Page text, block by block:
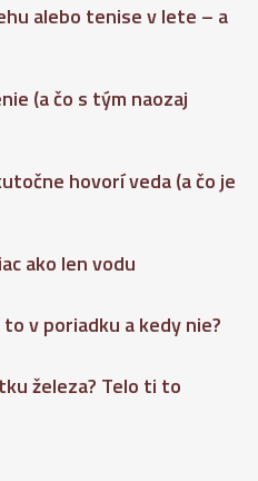
alebo tenise v lete – a
(a čo s tým naozaj
hovorí veda (a čo je
ako len vodu
v poriadku a kedy nie?
železa? Telo ti to